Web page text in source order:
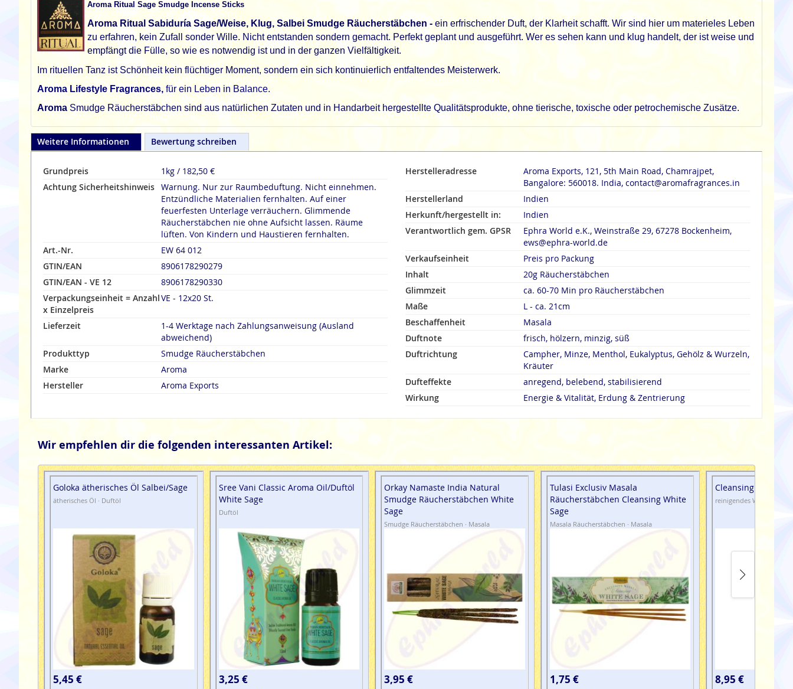
Bildgalerie
springen
Aroma Ritual Sage Smudge Incense Sticks
Aroma Ritual Sabiduría Sage/Weise, Klug, Salbei Smudge Räucherstäbchen - ein erfrischender Duft, der Klarheit schafft. Wir sind hier um materieles Leben
zu erfahren, kein Zufall sonder Wille. Nicht entstanden sondern gemacht. Perfekt geplant und ausgeführt. Wer es sehen kann und klug handelt, der ist weise und
empfängt die Fülle, so wie es notwendig ist und in der ganzen Vielfältigkeit.
Im rituellen Tanz ist Schönheit kein flüchtiger Moment, sondern ein sich kontinuierlich entfaltendes Meisterwerk.
Aroma Lifestyle Fragrances, für ein Leben in Balance.
Aroma Smudge Räucherstäbchen sind aus natürlichen Zutaten und in Handarbeit hergestellte Qualitätsprodukte, ohne tierische, toxische oder petrochemische Zusätze.
Weitere Informationen
Grundpreis
1kg / 182,50 €
Achtung Sicherheitshinweis Warnung. Nur zur Raumbeduftung. Nicht einnehmen.
Entzündliche Materialien fernhalten. Auf einer
feuerfesten Unterlage verräuchern. Glimmende
Räucherstäbchen nie ohne Aufsicht lassen. Räume
lüften. Von Kindern und Haustieren fernhalten.
Art.-Nr.
EW 64 012
GTIN/EAN
8906178290279
GTIN/EAN - VE 12
8906178290330
Verpackungseinheit = Anzahl
x Einzelpreis
VE - 12x20 St.
Lieferzeit
1-4 Werktage nach Zahlungsanweisung (Ausland
abweichend)
Produkttyp
Smudge Räucherstäbchen
Marke
Aroma
Hersteller
Aroma Exports
Herstelleradresse
Aroma Exports, 121, 5th Main Road, Chamrajpet,
Bangalore: 560018. India, contact@aromafragrances.in
Herstellerland
Indien
Herkunft/hergestellt in:
Indien
Verantwortlich gem. GPSR
Ephra World e.K., Weinstraße 29, 67278 Bockenheim,
ews@ephra-world.de
Verkaufseinheit
Preis pro Packung
Inhalt
20g Räucherstäbchen
Glimmzeit
ca. 60-70 Min pro Räucherstäbchen
Maße
L - ca. 21cm
Beschaffenheit
Masala
Duftnote
frisch, hölzern, minzig, süß
Duftrichtung
Campher, Minze, Menthol, Eukalyptus, Gehölz & Wurzeln,
Kräuter
Dufteffekte
anregend, belebend, stabilisierend
Wirkung
Energie & Vitalität, Erdung & Zentrierung
Bewertung schreiben
Wir empfehlen dir die folgenden interessanten Artikel:
Goloka ätherisches Öl Salbei/Sage
ätherisches Öl · Duftöl
5,45 €
Sree Vani Classic Aroma Oil/Duftöl
White Sage
Duftöl
3,25 €
Orkay Namaste India Natural
Smudge Räucherstäbchen White
Sage
Smudge Räucherstäbchen · Masala
3,95 €
Tulasi Exclusiv Masala
Räucherstäbchen Cleansing White
Sage
Masala Räucherstäbchen · Masala
1,75 €
Cleansing Water
reinigendes Wasser ·
8,95 €